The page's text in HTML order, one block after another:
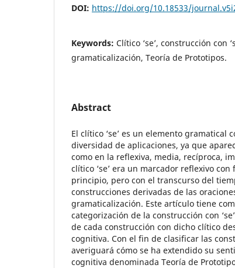
DOI: https://doi.org/10.18533/
Keywords: Clítico ‘se’, construcción con
gramaticalización, Teoría de Prototipos.
Abstract
El clítico ‘se’ es un elemento gramatical
diversidad de aplicaciones, ya que
como en la reflexiva, media, recíproca,
clítico ‘se’ era un marcador reflexivo
principio, pero con el transcurso del
construcciones derivadas de las
gramaticalización. Este artículo tiene
categorización de la construcción con
de cada construcción con dicho clítico
cognitiva. Con el fin de clasificar las
averiguará cómo se ha extendido su
cognitiva denominada Teoría de